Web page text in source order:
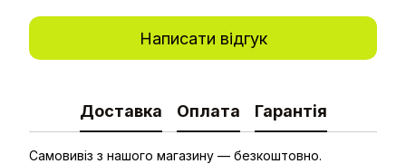
Написати відгук
Доставка Оплата Гарантія
Самовивіз з нашого магазину — безкоштовно.